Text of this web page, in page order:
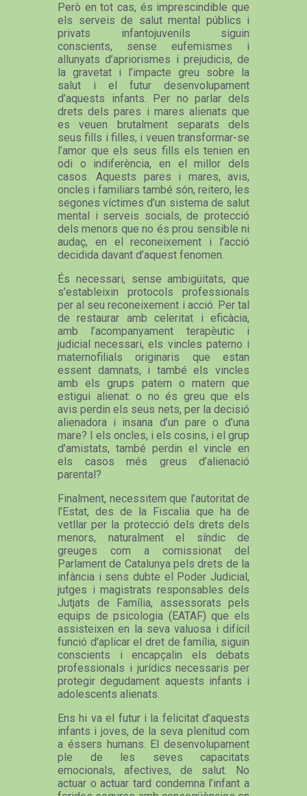
Però en tot cas, és imprescindible que
els serveis de salut mental públics i
privats infantojuvenils siguin
conscients, sense eufemismes i
allunyats d’apriorismes i prejudicis, de
la gravetat i l’impacte greu sobre la
salut i el futur desenvolupament
d’aquests infants. Per no parlar dels
drets dels pares i mares alienats que
es veuen brutalment separats dels
seus fills i filles, i veuen transformar-se
l’amor que els seus fills els tenien en
odi o indiferència, en el millor dels
casos. Aquests pares i mares, avis,
oncles i familiars també són, reitero, les
segones víctimes d’un sistema de salut
mental i serveis socials, de protecció
dels menors que no és prou sensible ni
audaç, en el reconeixement i l’acció
decidida davant d’aquest fenomen.
És necessari, sense ambigüitats, que
s’estableixin protocols professionals
per al seu reconeixement i acció. Per tal
de restaurar amb celeritat i eficàcia,
amb l’acompanyament terapèutic i
judicial necessari, els vincles paterno i
maternofilials originaris que estan
essent damnats, i també els vincles
amb els grups patern o matern que
estigui alienat: o no és greu que els
avis perdin els seus nets, per la decisió
alienadora i insana d’un pare o d’una
mare? I els oncles, i els cosins, i el grup
d’amistats, també perdin el vincle en
els casos més greus d’alienació
parental?
Finalment, necessitem que l’autoritat de
l’Estat, des de la Fiscalia que ha de
vetllar per la protecció dels drets dels
menors, naturalment el síndic de
greuges com a comissionat del
Parlament de Catalunya pels drets de la
infància i sens dubte el Poder Judicial,
jutges i magistrats responsables dels
Jutjats de Família, assessorats pels
equips de psicologia (EATAF) que els
assisteixen en la seva valuosa i difícil
funció d’aplicar el dret de família, siguin
conscients i encapçalin els debats
professionals i jurídics necessaris per
protegir degudament aquests infants i
adolescents alienats.
Ens hi va el futur i la felicitat d’aquests
infants i joves, de la seva plenitud com
a éssers humans. El desenvolupament
ple de les seves capacitats
emocionals, afectives, de salut. No
actuar o actuar tard condemna l’infant a